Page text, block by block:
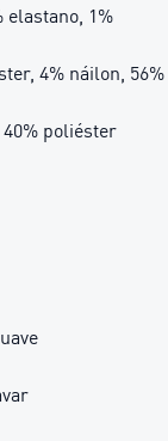
elastano, 1%
4% náilon, 56%
poliéster